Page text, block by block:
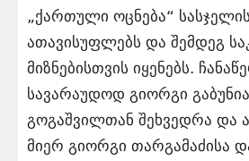
„ქართული ოცნება“
ათავისუფლებს და შემდეგ
მიზნებისთვის იყენებს.
სავარაუდოდ გიორგი
გოგაშვილთან შეხვედრა და
მიერ გიორგი თარგამაძისა